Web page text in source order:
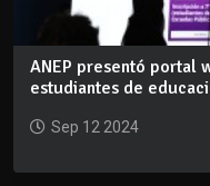
ANEP presentó portal
estudiantes de
Sep 12 2024